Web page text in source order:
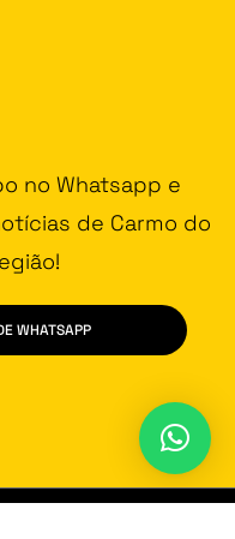
no Whatsapp e
de Carmo do
WHATSAPP